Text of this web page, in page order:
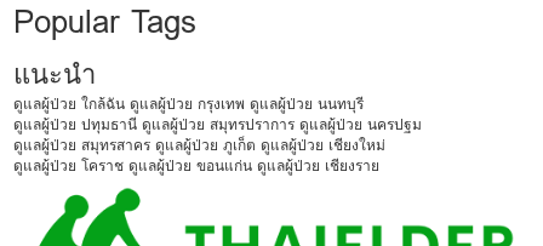
Popular Tags
แนะนำ
ดูแลผู้ป่วย ใกล้ฉัน ดูแลผู้ป่วย กรุงเทพ ดูแลผู้ป่วย นนทบุรี
ดูแลผู้ป่วย ปทุมธานี ดูแลผู้ป่วย สมุทรปราการ ดูแลผู้ป่วย นครปฐม
ดูแลผู้ป่วย สมุทรสาคร ดูแลผู้ป่วย ภูเก็ต ดูแลผู้ป่วย เชียงใหม่
ดูแลผู้ป่วย โคราช ดูแลผู้ป่วย ขอนแก่น ดูแลผู้ป่วย เชียงราย